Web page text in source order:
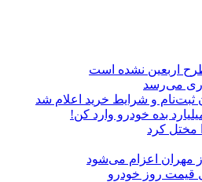
می‌رسد
و شرایط خرید اعلام شد
مختل کرد
قیمت روز خودرو